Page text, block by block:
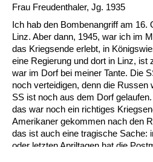
Frau Freudenthaler, Jg. 1935
Ich hab den Bombenangriff am 16.
Linz. Aber dann, 1945, war ich im
das Kriegsende erlebt, in
eine Regierung und dort in Linz,
war im Dorf bei meiner Tante. Die
noch verteidigen, denn die Russen
SS ist noch aus dem Dorf
das war noch ein richtiges
Amerikaner gekommen nach den
das ist auch eine tragische Sache:
oder letzten Apriltagen hat die